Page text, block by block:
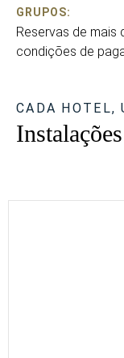
GRUPOS:
Reservas de mais
condições de
CADA HOTEL,
Instalações